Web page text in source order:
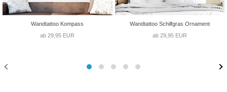
Wandtattoo Kompass
ab 29,95 EUR
Wandtattoo Schilfgras Ornament
ab 29,95 EUR